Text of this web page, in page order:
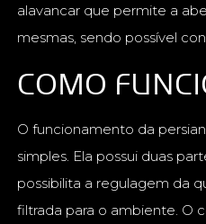
alavancar que permite a
mesmas, sendo possível
COMO
O funcionamento da
simples. Ela possui duas
possibilita a regulagem da
filtrada para o ambiente. O